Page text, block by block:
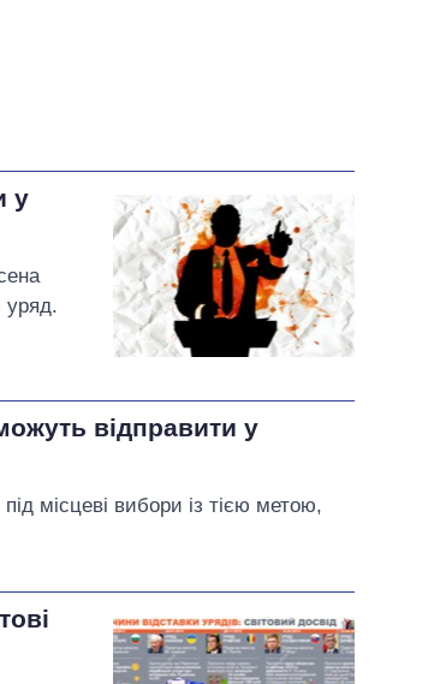
у
уряд.
відправити у
місцеві вибори із тією метою,